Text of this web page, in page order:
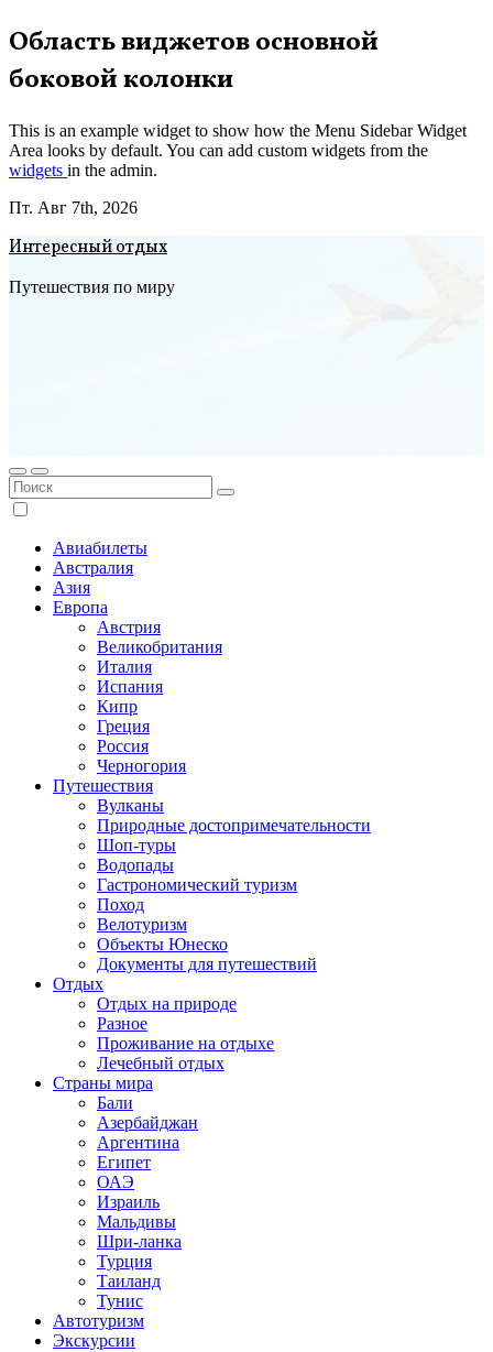
Перейти
к
содержимому
Область виджетов основной
боковой колонки
This is an example widget to show how the Menu Sidebar Widget
Area looks by default. You can add custom widgets from the
widgets in the admin.
Пт. Авг 7th, 2026
Интересный отдых
Путешествия по миру
Авиабилеты
Австралия
Азия
Европа
Австрия
Великобритания
Италия
Испания
Кипр
Греция
Россия
Черногория
Путешествия
Вулканы
Природные достопримечательности
Шоп-туры
Водопады
Гастрономический туризм
Поход
Велотуризм
Объекты Юнеско
Документы для путешествий
Отдых
Отдых на природе
Разное
Проживание на отдыхе
Лечебный отдых
Страны мира
Бали
Азербайджан
Аргентина
Египет
ОАЭ
Израиль
Мальдивы
Шри-ланка
Турция
Таиланд
Тунис
Автотуризм
Экскурсии